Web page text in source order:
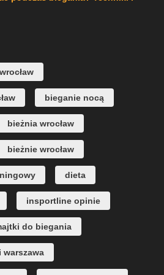
bieganie nocą
bieżnia wrocław
bieżnie wrocław
dieta
insportline opinie
do biegania
warszawa